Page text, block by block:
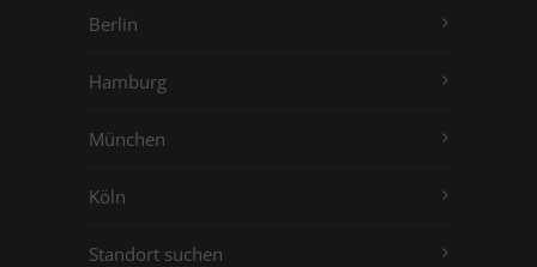
Berlin
Hamburg
München
Köln
Standort suchen